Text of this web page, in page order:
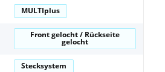
MULTIplus
Front gelocht / Rückseite
gelocht
Stecksystem